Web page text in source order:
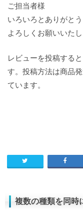
ご担当者様
いろいろとありがとう
よろしくお願いいたし
レビューを投稿する
す。投稿方法は商品
ています。
複数の種類を同時